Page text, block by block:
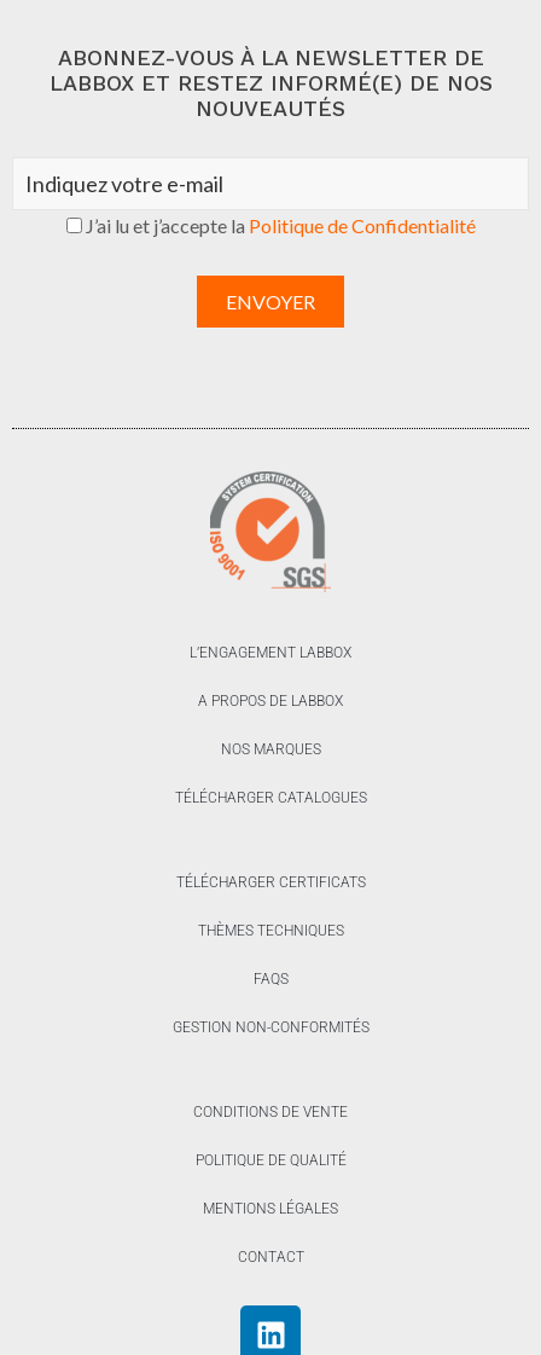
ABONNEZ-VOUS À LA NEWSLETTER DE
LABBOX ET RESTEZ INFORMÉ(E) DE NOS
NOUVEAUTÉS
J’ai lu et j’accepte la Politique de Confidentialité
L’ENGAGEMENT LABBOX
A PROPOS DE LABBOX
NOS MARQUES
TÉLÉCHARGER CATALOGUES
TÉLÉCHARGER CERTIFICATS
THÈMES TECHNIQUES
FAQS
GESTION NON-CONFORMITÉS
CONDITIONS DE VENTE
POLITIQUE DE QUALITÉ
MENTIONS LÉGALES
CONTACT